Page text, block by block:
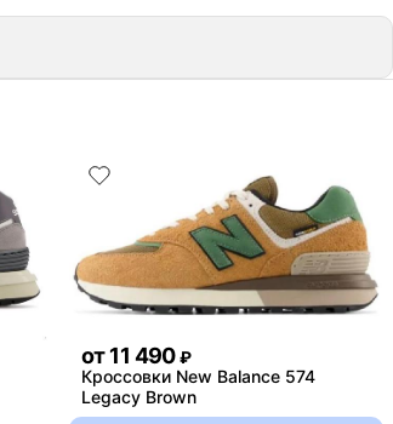
от 11 490 ₽
Кроссовки New Balance 574
Legacy Brown